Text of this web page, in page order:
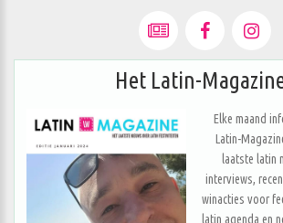
Het Latin-
Elke maand
Latin-
laatste latin
interviews,
winacties voor
latin agenda en